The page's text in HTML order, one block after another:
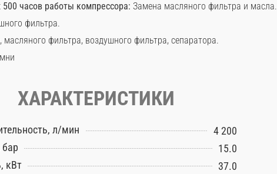
часов работы компрессора: Замена масляного фильтра и масла.
фильтра.
фильтра, воздушного фильтра, сепаратора.
ХАРАКТЕРИСТИКИ
л/мин
4 200
15.0
кВт
37.0